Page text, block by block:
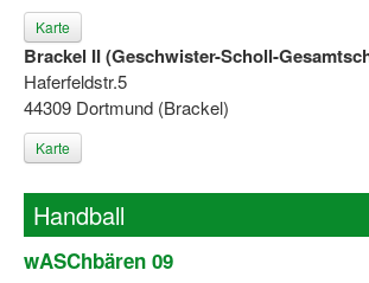
Karte
Brackel II (Geschwister-Scholl-
Haferfeldstr.5
44309 Dortmund (Brackel)
Karte
Handball
wASChbären 09